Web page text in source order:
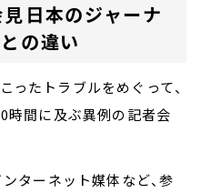
――日本のジャーナ
の違い
ったトラブルをめぐって、
時間に及ぶ異例の記者会
ンターネット媒体など、参